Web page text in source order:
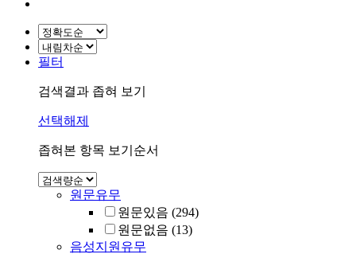
필터
검색결과 좁혀 보기
선택해제
좁혀본 항목 보기순서
원문유무
원문있음 (294)
원문없음 (13)
음성지원유무